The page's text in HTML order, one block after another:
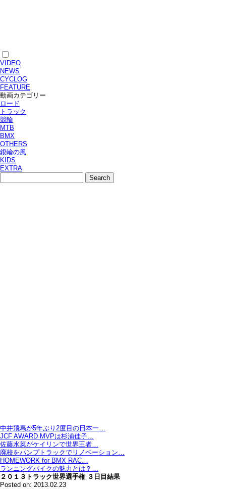
VIDEO
NEWS
CYCLOG
FEATURE
動画カテゴリー
ロード
トラック
競輪
MTB
BMX
OTHERS
銀輪の風
KIDS
EXTRA
中井飛馬が5年ぶり2度目の日本一…
JCF AWARD MVPは杉浦佳子…
佐藤水菜がケイリンで世界王者…
廃校をパンプトラックでリノベーション…
HOMEWORK for BMX RAC…
ランニングバイクの魅力とは？…
２０１３トラック世界選手権 ３日目結果
Posted on: 2013.02.23